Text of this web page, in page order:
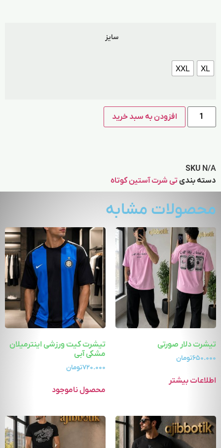
سایز
XL
XXL
افزودن به سبد خرید
SKU N/A
دسته بندیتی شرت آستین کوتاه
محصولات مشابه
تیشرت دلار صورتی
۶۵۰.۰۰۰تومان
اطلاعات بیشتر
تیشرت کیت ورزشی اینترمیلان
مشکی آبی
۷۲۰.۰۰۰تومان
محصول ناموجود